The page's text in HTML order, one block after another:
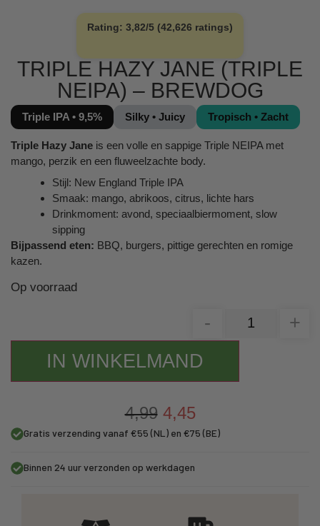
Rating: 3,82/5 (42,626 ratings)
TRIPLE HAZY JANE (TRIPLE
NEIPA) – BREWDOG
Triple IPA • 9,5% Silky • Juicy Tropisch • Zacht
Triple Hazy Jane is een volle en sappige Triple NEIPA met
mango, perzik en een fluweelzachte body.
Stijl: New England Triple IPA
Smaak: mango, abrikoos, citrus, lichte hars
Drinkmoment: avond, speciaalbiermoment, slow
sipping
Bijpassend eten: BBQ, burgers, pittige gerechten en romige
kazen.
Op voorraad
-
+
IN WINKELMAND
4,99 4,45
Gratis verzending vanaf €55 (NL) en €75 (BE)
Binnen 24 uur verzonden op werkdagen